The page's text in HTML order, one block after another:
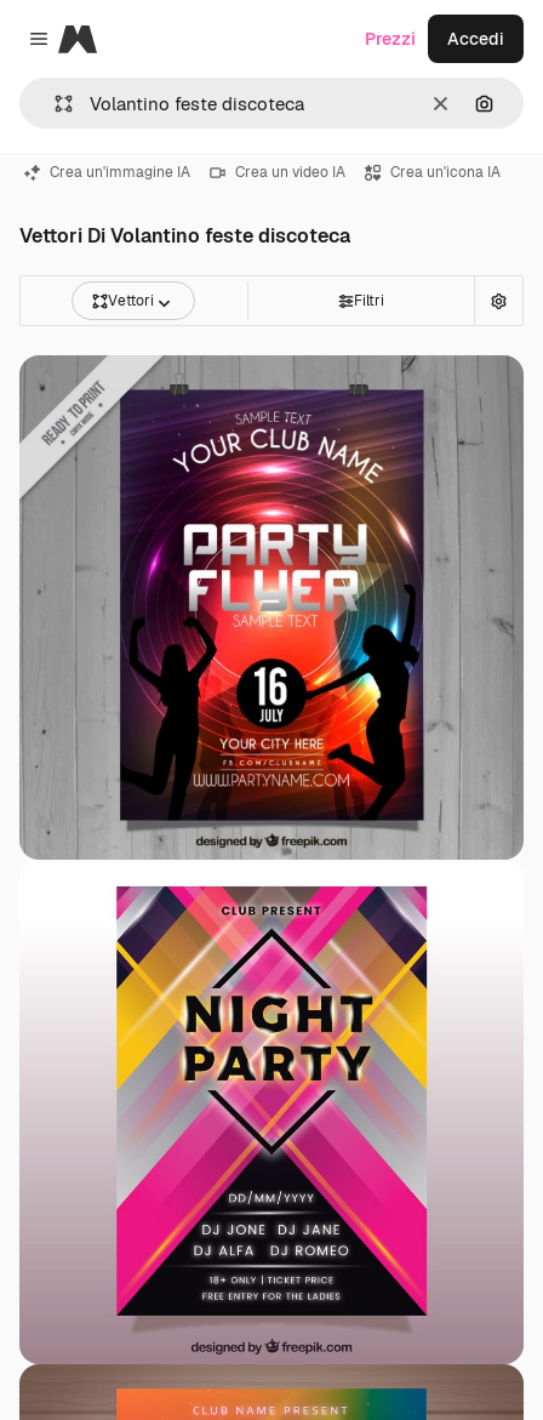
Close menu
Magnific
CancellaCerca
Prezzi Accedi
Crea un'immagine IA Crea un video IA Crea un'icona IA
Vettori Di Volantino feste discoteca
Vettori Filtri